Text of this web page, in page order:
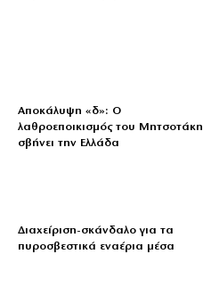
Αποκάλυψη «δ»: Ο
λαθροεποικισμός του Μητσοτάκη
σβήνει την Ελλάδα
Διαχείριση-σκάνδαλο για τα
πυροσβεστικά εναέρια μέσα